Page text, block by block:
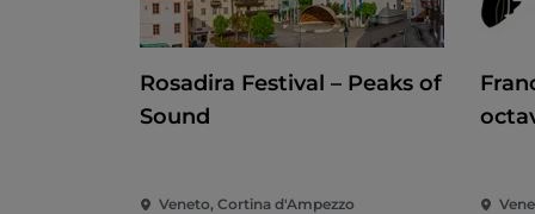
Rosadira Festival – Peaks of
Sound
Veneto, Cortina d'Ampezzo